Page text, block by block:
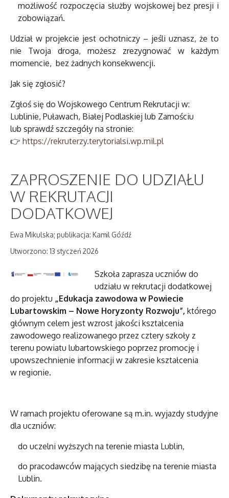
możliwość rozpoczęcia służby wojskowej bez presji i
zobowiązań.
Udział w projekcie jest ochotniczy – jeśli uznasz, że to
nie Twoja droga, możesz zrezygnować w każdym
momencie, bez żadnych konsekwencji.
Jak się zgłosić?
Zgłoś się do Wojskowego Centrum Rekrutacji w:
Lublinie, Puławach, Białej Podlaskiej lub Zamościu
lub sprawdź szczegóły na stronie:
👉 https://rekruterzy.terytorialsi.wp.mil.pl
ZAPROSZENIE DO UDZIAŁU
W REKRUTACJI
DODATKOWEJ
Ewa Mikulska; publikacja: Kamil Góźdź
Utworzono: 13 styczeń 2026
Szkoła zaprasza uczniów do
udziału w rekrutacji dodatkowej
do projektu „Edukacja zawodowa w Powiecie
Lubartowskim – Nowe Horyzonty Rozwoju”, którego
głównym celem jest wzrost jakości kształcenia
zawodowego realizowanego przez cztery szkoły z
terenu powiatu lubartowskiego poprzez promocję i
upowszechnienie informacji w zakresie kształcenia
w regionie.
W ramach projektu oferowane są m.in. wyjazdy studyjne
dla uczniów:
do uczelni wyższych na terenie miasta Lublin,
do pracodawców mających siedzibę na terenie miasta
Lublin.